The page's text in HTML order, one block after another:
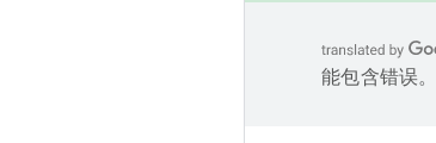
能包含错误。